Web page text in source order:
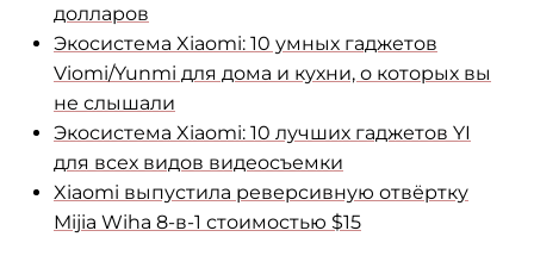
долларов
Экосистема Xiaomi: 10 умных гаджетов
Viomi/Yunmi для дома и кухни, о которых вы
не слышали
Экосистема Xiaomi: 10 лучших гаджетов YI
для всех видов видеосъемки
Xiaomi выпустила реверсивную отвёртку
Mijia Wiha 8-в-1 стоимостью $15